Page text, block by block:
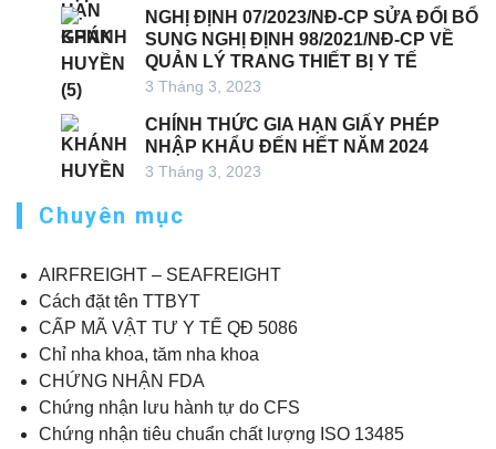
NGHỊ ĐỊNH 07/2023/NĐ-CP SỬA ĐỔI BỔ
SUNG NGHỊ ĐỊNH 98/2021/NĐ-CP VỀ
QUẢN LÝ TRANG THIẾT BỊ Y TẾ
3 Tháng 3, 2023
CHÍNH THỨC GIA HẠN GIẤY PHÉP
NHẬP KHẨU ĐẾN HẾT NĂM 2024
3 Tháng 3, 2023
Chuyên mục
AIRFREIGHT – SEAFREIGHT
Cách đặt tên TTBYT
CẤP MÃ VẬT TƯ Y TẾ QĐ 5086
Chỉ nha khoa, tăm nha khoa
CHỨNG NHẬN FDA
Chứng nhận lưu hành tự do CFS
Chứng nhận tiêu chuẩn chất lượng ISO 13485